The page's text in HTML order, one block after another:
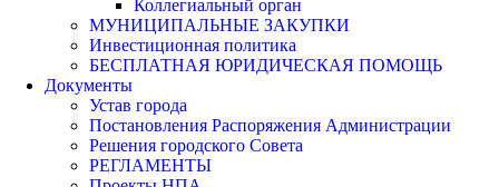
Коллегиальный орган
МУНИЦИПАЛЬНЫЕ ЗАКУПКИ
Инвестиционная политика
БЕСПЛАТНАЯ ЮРИДИЧЕСКАЯ ПОМОЩЬ
Документы
Устав города
Постановления Распоряжения Администрации
Решения городского Совета
РЕГЛАМЕНТЫ